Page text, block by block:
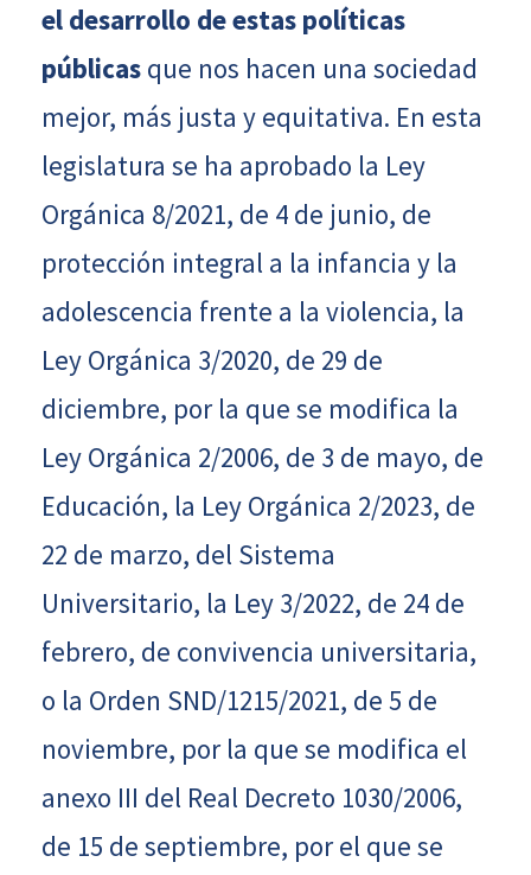
el desarrollo de estas políticas
públicas que nos hacen una sociedad
mejor, más justa y equitativa. En esta
legislatura se ha aprobado la Ley
Orgánica 8/2021, de 4 de junio, de
protección integral a la infancia y la
adolescencia frente a la violencia, la
Ley Orgánica 3/2020, de 29 de
diciembre, por la que se modifica la
Ley Orgánica 2/2006, de 3 de mayo, de
Educación, la Ley Orgánica 2/2023, de
22 de marzo, del Sistema
Universitario, la Ley 3/2022, de 24 de
febrero, de convivencia universitaria,
o la Orden SND/1215/2021, de 5 de
noviembre, por la que se modifica el
anexo III del Real Decreto 1030/2006,
de 15 de septiembre, por el que se